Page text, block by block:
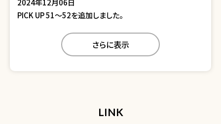
2024年12月06日
PICK UP 51〜52を追加しました。
さらに表示
LINK